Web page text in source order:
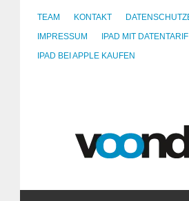
TEAM KONTAKT
IMPRESSUM
IPAD MIT DATENTARIF
IPAD BEI APPLE KAUFEN